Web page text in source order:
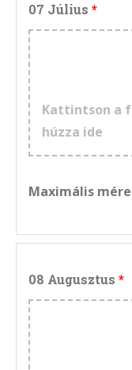
07 Július
Kattintson a
húzza ide
Maximális
08 Augusztus